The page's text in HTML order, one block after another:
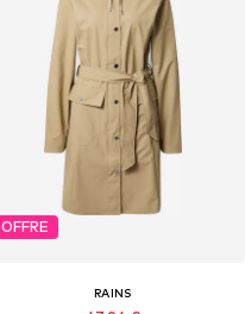
OFFRE
RAINS